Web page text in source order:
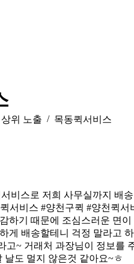
위 노출 목동퀵서비스
비스로 저희 사무실까지 배
비스 #양천구퀵 #양천퀵
기 때문에 조심스러운 면
배송할테니 걱정 말라고
~ 거래처 과장님이 정보를
도 멀지 않은것 같아요~ㅎ